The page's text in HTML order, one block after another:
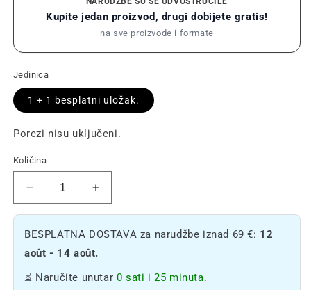
Kupite jedan proizvod, drugi dobijete gratis!
na sve proizvode i formate
Jedinica
1 + 1 besplatni uložak.
Porezi nisu uključeni.
Količina
Smanjite
količinu
uložaka
Orange
🍊
Povećajte
količinu
patrona
Orange
🍊
BESPLATNA DOSTAVA za narudžbe iznad 69 €: 12
août - 14 août.
⏳ Naručite unutar 0 sati i 25 minuta.